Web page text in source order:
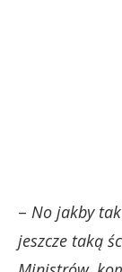
– No jakby
jeszcze taką